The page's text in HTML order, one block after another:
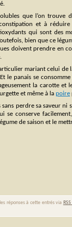
que l’on trouve
et à
qui sont des
bien que ce
doivent prendre en
mariant celui de
le panais se
la carotte et
et même à la poire
perdre sa saveur
se conserve
de saison et le
réponses à cette entrés via